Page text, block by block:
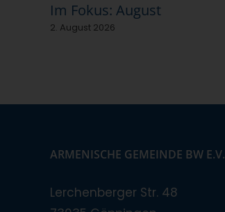
Im Fokus: August
2. August 2026
ARMENISCHE GEMEINDE BW E.V.
Lerchenberger Str. 48